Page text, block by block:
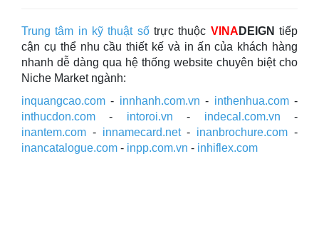
Trung tâm in kỹ thuật sốtrực thuộc VINA DEIGN tiếp
cận cụ thể nhu cầu thiết kế và in ấn của khách hàng
nhanh dễ dàng qua hệ thống website chuyên biệt cho
Niche Market ngành:
inquangcao.com - innhanh.com.vn - inthenhua.com-
inthucdon.com - intoroi.vn - indecal.com.vn -
inantem.com - innamecard.net- inanbrochure.com -
inancatalogue.com - inpp.com.vn - inhiflex.com